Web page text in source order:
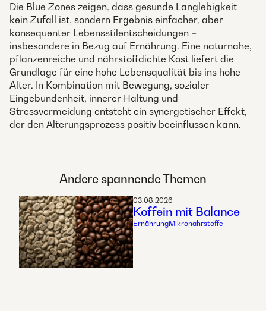
Die Blue Zones zeigen, dass gesunde Langlebigkeit
kein Zufall ist, sondern Ergebnis einfacher, aber
konsequenter Lebensstilentscheidungen –
insbesondere in Bezug auf Ernährung. Eine naturnahe,
pflanzenreiche und nährstoffdichte Kost liefert die
Grundlage für eine hohe Lebensqualität bis ins hohe
Alter. In Kombination mit Bewegung, sozialer
Eingebundenheit, innerer Haltung und
Stressvermeidung entsteht ein synergetischer Effekt,
der den Alterungsprozess positiv beeinflussen kann.
Andere spannende Themen
03.08.2026
Koffein mit Balance
ErnährungMikronährstoffe